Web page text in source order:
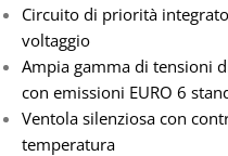
Circuito di priorità
voltaggio
Ampia gamma di tensioni
con emissioni EURO 6
Ventola silenziosa con
temperatura